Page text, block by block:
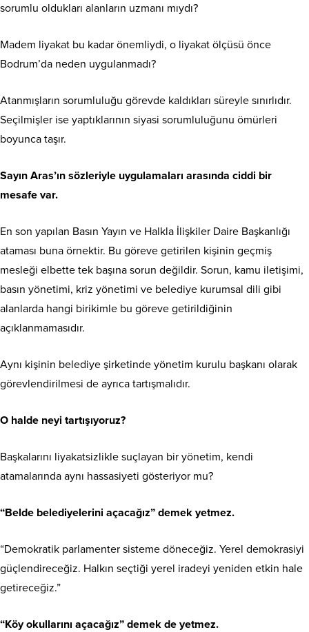
sorumlu oldukları alanların uzmanı mıydı?
Madem liyakat bu kadar önemliydi, o liyakat ölçüsü önce
Bodrum’da neden uygulanmadı?
Atanmışların sorumluluğu görevde kaldıkları süreyle sınırlıdır.
Seçilmişler ise yaptıklarının siyasi sorumluluğunu ömürleri
boyunca taşır.
Sayın Aras’ın sözleriyle uygulamaları arasında ciddi bir
mesafe var.
En son yapılan Basın Yayın ve Halkla İlişkiler Daire Başkanlığı
ataması buna örnektir. Bu göreve getirilen kişinin geçmiş
mesleği elbette tek başına sorun değildir. Sorun, kamu iletişimi,
basın yönetimi, kriz yönetimi ve belediye kurumsal dili gibi
alanlarda hangi birikimle bu göreve getirildiğinin
açıklanmamasıdır.
Aynı kişinin belediye şirketinde yönetim kurulu başkanı olarak
görevlendirilmesi de ayrıca tartışmalıdır.
O halde neyi tartışıyoruz?
Başkalarını liyakatsizlikle suçlayan bir yönetim, kendi
atamalarında aynı hassasiyeti gösteriyor mu?
“Belde belediyelerini açacağız” demek yetmez.
“Demokratik parlamenter sisteme döneceğiz. Yerel demokrasiyi
güçlendireceğiz. Halkın seçtiği yerel iradeyi yeniden etkin hale
getireceğiz.”
“Köy okullarını açacağız” demek de yetmez.